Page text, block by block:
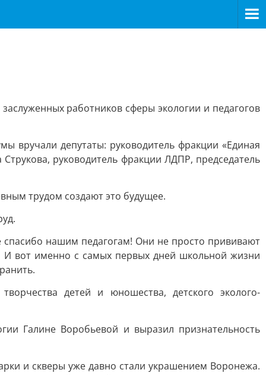
работников сферы экологии и педагогов
вручали депутаты: руководитель фракции «Единая
руководитель фракции ЛДПР, председатель
трудом создают это будущее.
спасибо нашим педагогам! Они не просто прививают
вот именно с самых первых дней школьной жизни
детей и юношества, детского эколого-
Галине Воробьевой и выразил признательность
и скверы уже давно стали украшением Воронежа.